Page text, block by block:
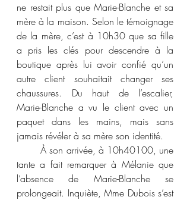
ne restait plus que Marie-Blanche et sa
mère à la maison. Selon le témoignage
de la mère, c’est à 10h30 que sa fille
a pris les clés pour descendre à la
boutique après lui avoir confié qu’un
autre client souhaitait changer ses
chaussures. Du haut de l’escalier,
Marie-Blanche a vu le client avec un
paquet dans les mains, mais sans
jamais révéler à sa mère son identité.
	À son arrivée, à 10h40
100, une
tante a fait remarquer à Mélanie que
l’absence de Marie-Blanche se
prolongeait. Inquiète, Mme Dubois s’est